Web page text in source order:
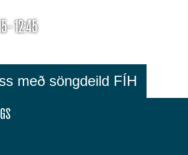
- 12:45
með söngdeild FÍH